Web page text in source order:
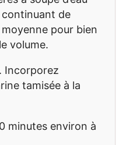
de
pour bien
volume.
Incorporez
tamisée à la
minutes environ à